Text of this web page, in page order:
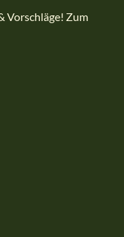
Vorschläge! Zum